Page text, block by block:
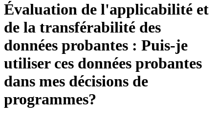
Évaluation de l'applicabilité et
de la transférabilité des
données probantes : Puis-je
utiliser ces données probantes
dans mes décisions de
programmes?